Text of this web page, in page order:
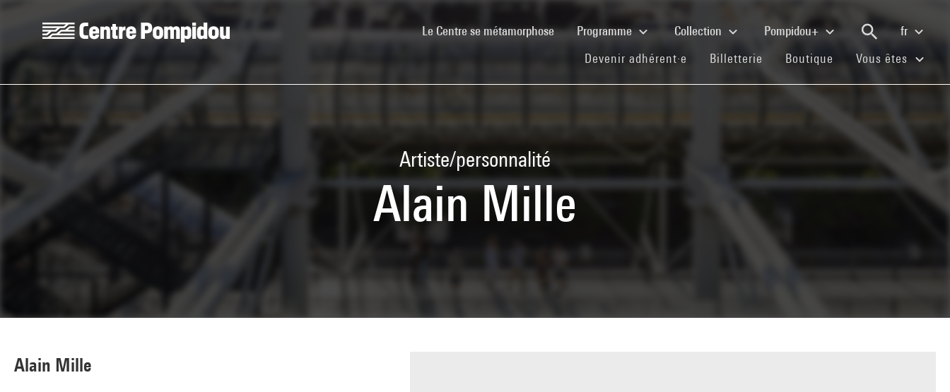
Le Centre se métamorphose(current)Programme Collection Pompidou+
fr
Devenir adhérent·e (current)
Billetterie (current)
Boutique (current)
Vous êtes
Artiste/personnalité
Alain Mille
Alain Mille